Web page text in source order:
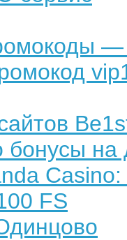
—
бонусы
FS